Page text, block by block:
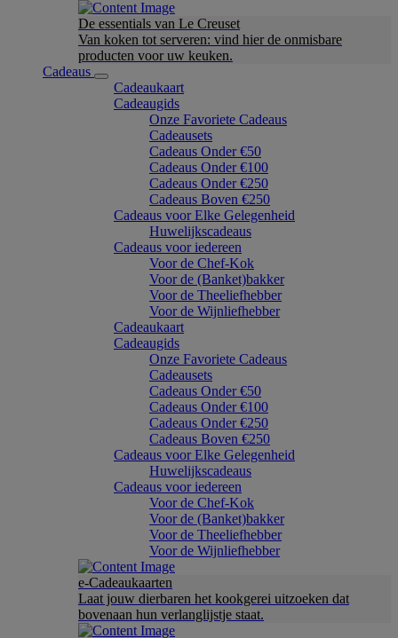
De essentials van Le Creuset
Van koken tot serveren: vind hier de onmisbare
producten voor uw keuken.
Cadeaus
Cadeaukaart
Cadeaugids
Onze Favoriete Cadeaus
Cadeausets
Cadeaus Onder €50
Cadeaus Onder €100
Cadeaus Onder €250
Cadeaus Boven €250
Cadeaus voor Elke Gelegenheid
Huwelijkscadeaus
Cadeaus voor iedereen
Voor de Chef-Kok
Voor de (Banket)bakker
Voor de Theeliefhebber
Voor de Wijnliefhebber
Cadeaukaart
Cadeaugids
Onze Favoriete Cadeaus
Cadeausets
Cadeaus Onder €50
Cadeaus Onder €100
Cadeaus Onder €250
Cadeaus Boven €250
Cadeaus voor Elke Gelegenheid
Huwelijkscadeaus
Cadeaus voor iedereen
Voor de Chef-Kok
Voor de (Banket)bakker
Voor de Theeliefhebber
Voor de Wijnliefhebber
e-Cadeaukaarten
Laat jouw dierbaren het kookgerei uitzoeken dat
bovenaan hun verlanglijstje staat.